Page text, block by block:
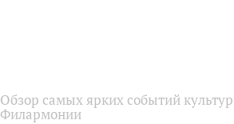
Обзор самых ярких событий
Филармонии